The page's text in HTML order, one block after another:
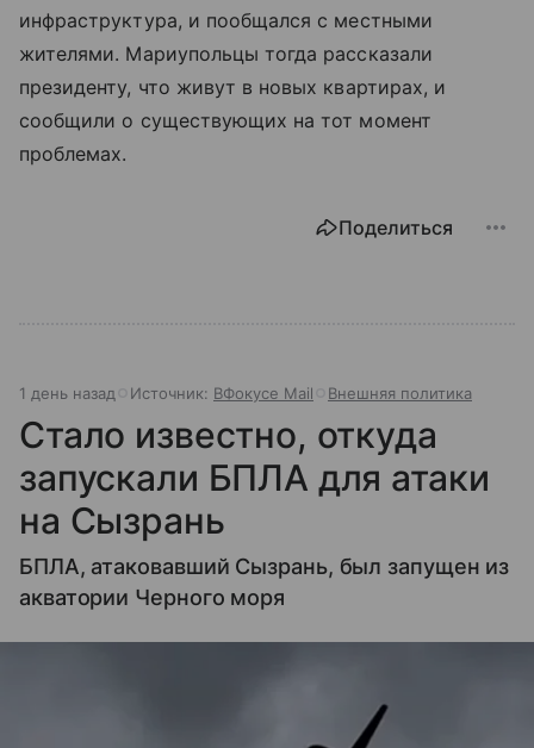
инфраструктура, и пообщался с местными
жителями. Мариупольцы тогда рассказали
президенту, что живут в новых квартирах, и
сообщили о существующих на тот момент
проблемах.
Поделиться
1 день назад Источник: ВФокусе Mail Внешняя политика
Стало известно, откуда
запускали БПЛА для атаки
на Сызрань
БПЛА, атаковавший Сызрань, был запущен из
акватории Черного моря